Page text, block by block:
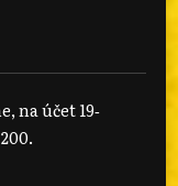
na účet 19‐